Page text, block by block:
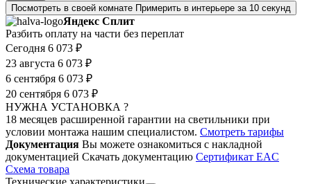
Посмотреть в своей комнате Примерить в интерьере за 10 секунд
Яндекс Сплит
Разбить оплату на части без переплат
Сегодня 6 073 ₽
23 августа 6 073 ₽
6 сентября 6 073 ₽
20 сентября 6 073 ₽
НУЖНА УСТАНОВКА ?
18 месяцев расширенной гарантии на светильники при
условии монтажа нашим специалистом. Смотреть тарифы
Документация Вы можете ознакомиться с накладной
документацией Скачать документацию Cертификат EAC
Cхема товара